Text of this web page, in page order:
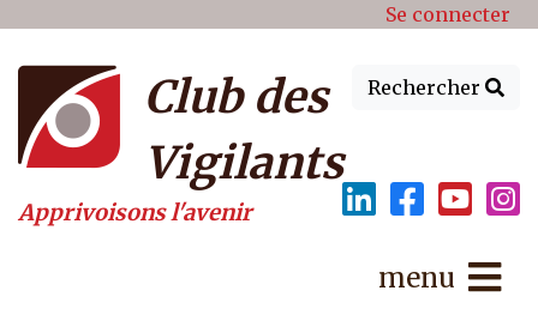
Menu du compte de Se connecter
Rechercher
Club des
Vigilants
Apprivoisons l'avenir
menu